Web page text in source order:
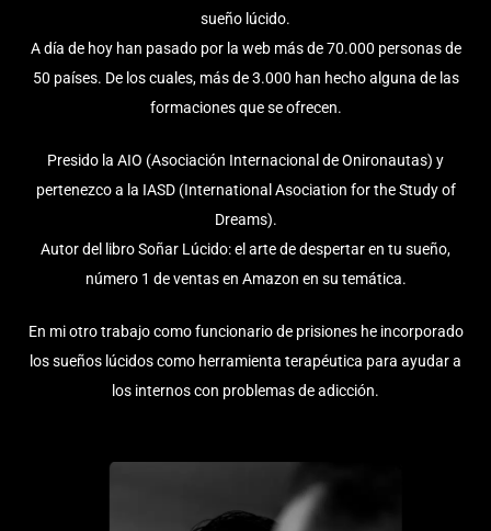
sueño lúcido.
A día de hoy han pasado por la web más de 70.000 personas de
50 países. De los cuales, más de 3.000 han hecho alguna de las
formaciones que se ofrecen.
Presido la AIO (Asociación Internacional de Onironautas) y
pertenezco a la IASD (International Asociation for the Study of
Dreams).
Autor del libro Soñar Lúcido: el arte de despertar en tu sueño,
número 1 de ventas en Amazon en su temática.
En mi otro trabajo como funcionario de prisiones he incorporado
los sueños lúcidos como herramienta terapéutica para ayudar a
los internos con problemas de adicción.